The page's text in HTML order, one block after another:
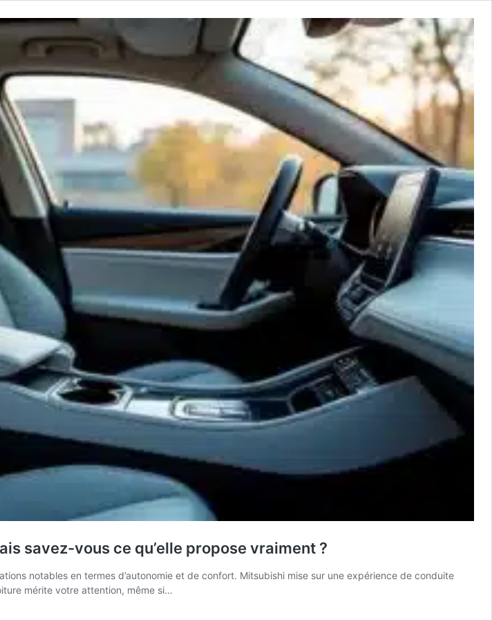
savez-vous ce qu’elle propose vraiment ?
notables en termes d’autonomie et de confort. Mitsubishi mise sur une expérience de conduite
mérite votre attention, même si…